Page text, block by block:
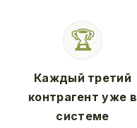
🏆
Каждый третий
контрагент уже в
системе